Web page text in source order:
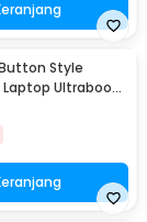
Style
Ultrabook